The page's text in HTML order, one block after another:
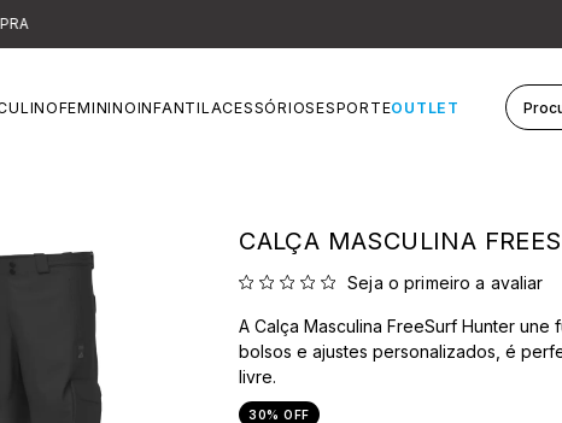
OUTLET
FEMININOINFANTIL ACESSÓRIOSESPORTEOUTLET
CALÇA MASCULINA
Seja o primeiro a avaliar
A Calça Masculina FreeSurf Hunter une
bolsos e ajustes personalizados, é
livre.
30% OFF